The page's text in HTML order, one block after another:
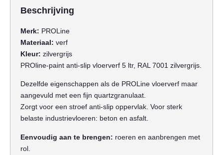
Beschrijving
Merk: PROLine
Materiaal: verf
Kleur: zilvergrijs
PROline-paint anti-slip vloerverf 5 ltr, RAL 7001 zilvergrijs.
Dezelfde eigenschappen als de PROLine vloerverf maar
aangevuld met een fijn quartzgranulaat.
Zorgt voor een stroef anti-slip oppervlak. Voor sterk
belaste industrievloeren: beton en asfalt.
Eenvoudig aan te brengen: roeren en aanbrengen met
rol.